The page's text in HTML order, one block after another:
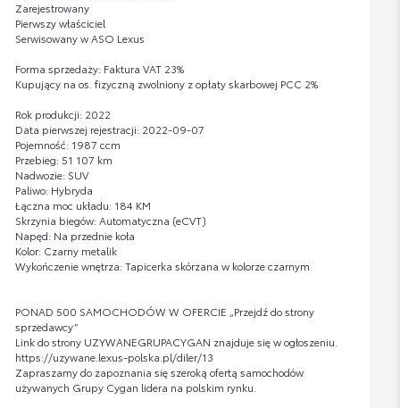
Zarejestrowany
Pierwszy właściciel
Serwisowany w ASO Lexus
Forma sprzedaży: Faktura VAT 23%
Kupujący na os. fizyczną zwolniony z opłaty skarbowej PCC 2%
Rok produkcji: 2022
Data pierwszej rejestracji: 2022-09-07
Pojemność: 1987 ccm
Przebieg: 51 107 km
Nadwozie: SUV
Paliwo: Hybryda
Łączna moc układu: 184 KM
Skrzynia biegów: Automatyczna (eCVT)
Napęd: Na przednie koła
Kolor: Czarny metalik
Wykończenie wnętrza: Tapicerka skórzana w kolorze czarnym
PONAD 500 SAMOCHODÓW W OFERCIE „Przejdź do strony
sprzedawcy”
Link do strony UZYWANEGRUPACYGAN znajduje się w ogłoszeniu.
https://uzywane.lexus-polska.pl/diler/13
Zapraszamy do zapoznania się szeroką ofertą samochodów
używanych Grupy Cygan lidera na polskim rynku.